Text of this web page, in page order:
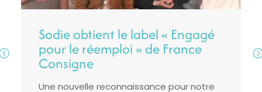
Sodie obtient le label « Engagé
pour le réemploi » de France
Consigne
Une nouvelle reconnaissance pour notre